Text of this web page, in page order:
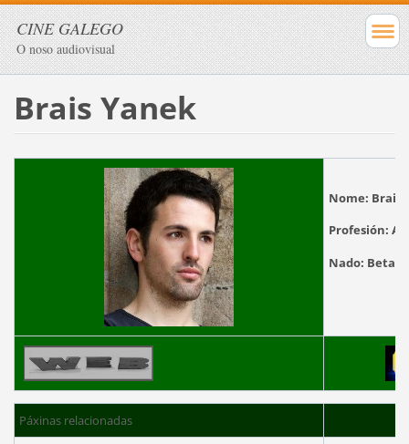
CINE GALEGO
O noso audiovisual
Brais Yanek
Nome: Brais
Profesión:
Nado:
Páxinas relacionadas